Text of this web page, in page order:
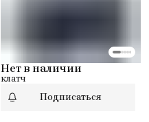
Нет в наличии
клатч
Подписаться